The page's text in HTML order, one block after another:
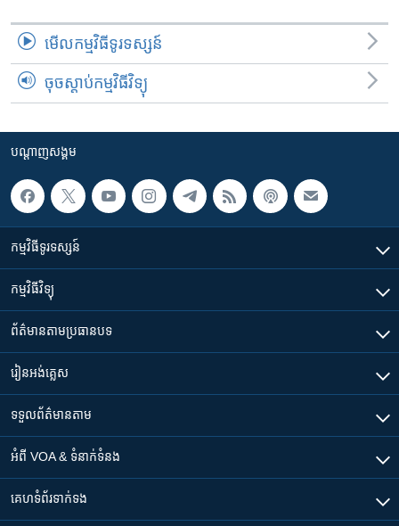
មើល​កម្មវិធី​ទូរទស្សន៍
ចុចស្តាប់កម្មវិធីវិទ្យុ
បណ្តាញ​សង្គម
កម្មវិធី​ទូរទស្សន៍
កម្មវិធី​វិទ្យុ
ព័ត៌មាន​តាមប្រធានបទ​
រៀន​​អង់គ្លេស
ទទួល​ព័ត៌មាន​តាម
អំពី​ VOA & ទំនាក់ទំនង
គេហទំព័រ​​ទាក់ទង